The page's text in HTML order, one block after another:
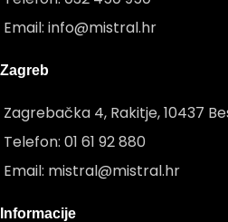
Email: info@mistral.hr
Zagreb
Zagrebačka 4, Rakitje, 10437
Telefon: 01 61 92 880
Email: mistral@mistral.hr
Informacije